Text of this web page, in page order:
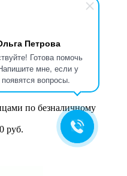
Петрова
Готова помочь
мне, если у
появятся вопросы.
или транспортными
офиса.
тут
по безналичному
руб.